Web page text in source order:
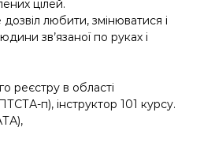
цілей.
любити, змінюватися і
зв’язаної по руках і
реєстру в області
п), інструктор 101 курсу.